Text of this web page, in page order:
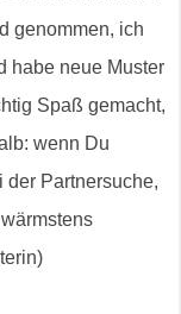
genommen, ich
habe neue Muster
Spaß gemacht,
wenn Du
Partnersuche,